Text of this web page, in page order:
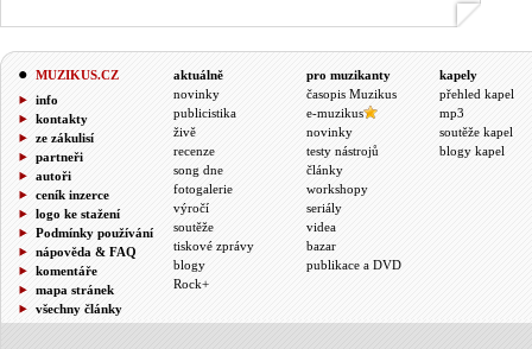
MUZIKUS.CZ
info
kontakty
ze zákulisí
partneři
autoři
ceník inzerce
logo ke stažení
Podmínky používání
nápověda & FAQ
komentáře
mapa stránek
všechny články
aktuálně
novinky
publicistika
živě
recenze
song dne
fotogalerie
výročí
soutěže
tiskové zprávy
blogy
Rock+
pro muzikanty
časopis Muzikus
e-muzikus
novinky
testy nástrojů
články
workshopy
seriály
videa
bazar
publikace a DVD
kapely
přehled kapel
mp3
soutěže kapel
blogy kapel